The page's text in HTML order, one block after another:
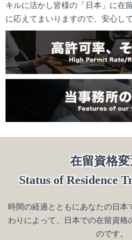
キルに活かし皆様の「日本」に在
に応えてまいりますので、安心し
在留資格
Status of Residence
時間の経過とともにあなたの日本
わりによって、日本での在留資格
のです。